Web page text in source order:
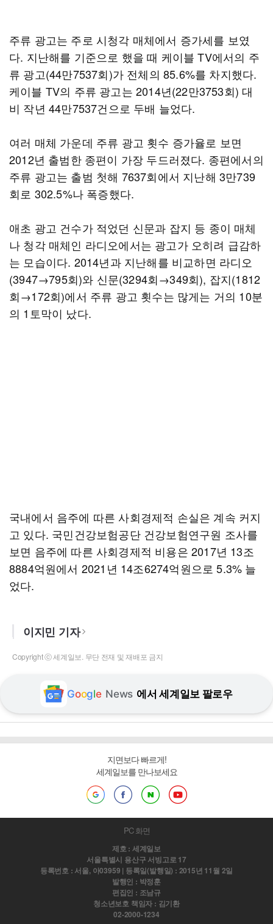
주류 광고는 주로 시청각 매체에서 증가세를 보였
다. 지난해를 기준으로 했을 때 케이블 TV에서의 주
류 광고(44만7537회)가 전체의 85.6%를 차지했다.
케이블 TV의 주류 광고는 2014년(22만3753회) 대
비 작년 44만7537건으로 두배 늘었다.
여러 매체 가운데 주류 광고 횟수 증가율로 보면
2012년 출범한 종편이 가장 두드러졌다. 종편에서의
주류 광고는 출범 첫해 7637회에서 지난해 3만739
회로 302.5%나 폭증했다.
애초 광고 건수가 적었던 신문과 잡지 등 종이 매체
나 청각 매체인 라디오에서는 광고가 오히려 급감하
는 모습이다. 2014년과 지난해를 비교하면 라디오
(3947→795회)와 신문(3294회→349회), 잡지(1812
회→172회)에서 주류 광고 횟수는 많게는 거의 10분
의 1토막이 났다.
국내에서 음주에 따른 사회경제적 손실은 계속 커지
고 있다. 국민건강보험공단 건강보험연구원 조사를
보면 음주에 따른 사회경제적 비용은 2017년 13조
8884억원에서 2021년 14조6274억원으로 5.3% 늘
었다.
이지민 기자
Copyright ⓒ 세계일보. 무단 전재 및 재배포 금지
Google News 에서 세계일보 팔로우
지면보다 빠르게!
세계일보를 만나보세요
PC 화면
제호 : 세계일보
서울특별시 용산구 서빙고로 17
등록번호 : 서울, 아03959 | 등록일(발행일) : 2015년 11월 2일
발행인 : 박정훈
편집인 : 조남규
청소년보호 책임자 : 김기환
02-2000-1234